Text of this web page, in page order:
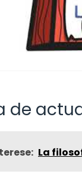
de
La